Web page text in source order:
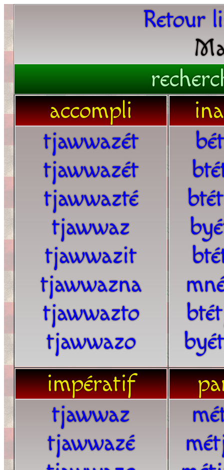
Retour
accompli
tjawwazét
tjawwazét
tjawwazté
tjawwaz
tjawwazit
tjawwazna
tjawwazto
tjawwazo
impératif
tjawwaz
tjawwazé